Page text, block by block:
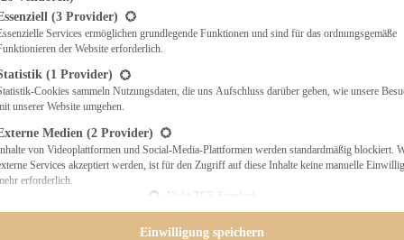
eine Liste der Service-Gruppen, für die eine Einwilligung erteilt werden
(3 Provider)
Services ermöglichen grundlegende Funktionen und sind für das ordnungsgemäße
der Website erforderlich.
(1 Provider)
Cookies sammeln Nutzungsdaten, die uns Aufschluss darüber geben, wie unsere
unserer Website umgehen.
Medien (2 Provider)
von Videoplattformen und Social-Media-Plattformen werden standardmäßig blockiert.
Services akzeptiert werden, ist für den Zugriff auf diese Inhalte keine manuelle
erforderlich.
Nicht-TCF-Standard
Einwilligung speichern